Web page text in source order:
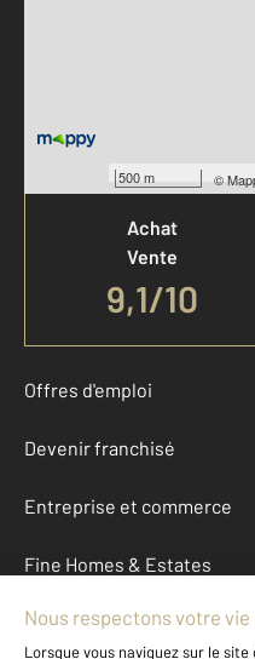
500 m ©
Votre
Achat
Vente
9,1/10
Offres d'emploi
Devenir franchisé
Entreprise et commerce
Fine Homes & Estates
À propos